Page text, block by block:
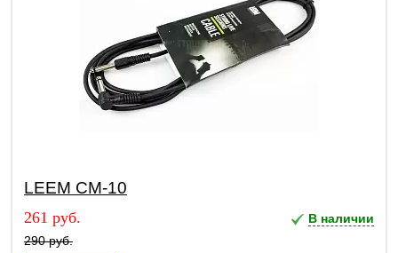
LEEM CM-10
261 руб.
290 руб.
В наличии